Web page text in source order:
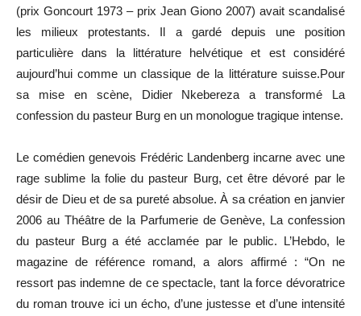
(prix Goncourt 1973 – prix Jean Giono 2007) avait scandalisé
les milieux protestants. Il a gardé depuis une position
particulière dans la littérature helvétique et est considéré
aujourd’hui comme un classique de la littérature suisse.Pour
sa mise en scène, Didier Nkebereza a transformé La
confession du pasteur Burg en un monologue tragique intense.
Le comédien genevois Frédéric Landenberg incarne avec une
rage sublime la folie du pasteur Burg, cet être dévoré par le
désir de Dieu et de sa pureté absolue. À sa création en janvier
2006 au Théâtre de la Parfumerie de Genève, La confession
du pasteur Burg a été acclamée par le public. L’Hebdo, le
magazine de référence romand, a alors affirmé : “On ne
ressort pas indemne de ce spectacle, tant la force dévoratrice
du roman trouve ici un écho, d’une justesse et d’une intensité